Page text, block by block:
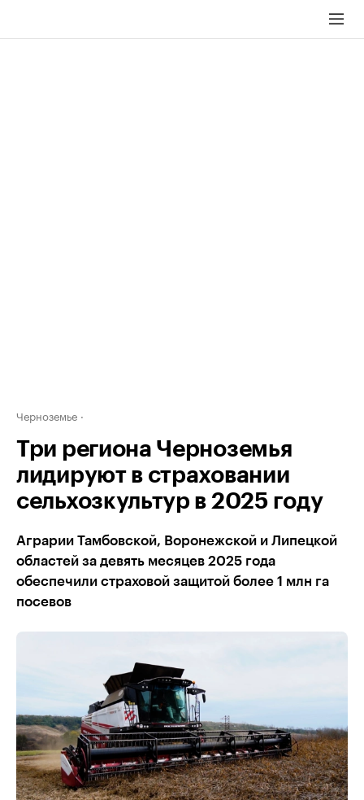
Черноземье
Три региона Черноземья
лидируют в страховании
сельхозкультур в 2025 году
Аграрии Тамбовской, Воронежской и Липецкой
областей за девять месяцев 2025 года
обеспечили страховой защитой более 1 млн га
посевов